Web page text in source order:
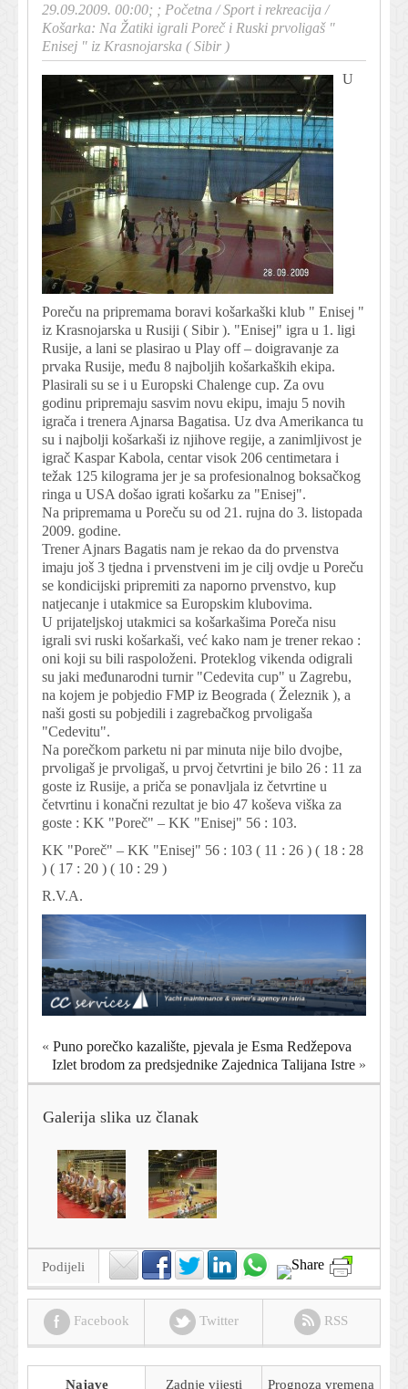
29.09.2009. 00:00; ; Početna /Sport i rekreacija /
Košarka: Na Žatiki igrali Poreč i Ruski prvoligaš "
Enisej " iz Krasnojarska ( Sibir )
U
Poreču na pripremama boravi košarkaški klub " Enisej "
iz Krasnojarska u Rusiji ( Sibir ). "Enisej" igra u 1. ligi
Rusije, a lani se plasirao u Play off – doigravanje za
prvaka Rusije, među 8 najboljih košarkaških ekipa.
Plasirali su se i u Europski Chalenge cup. Za ovu
godinu pripremaju sasvim novu ekipu, imaju 5 novih
igrača i trenera Ajnarsa Bagatisa. Uz dva Amerikanca tu
su i najbolji košarkaši iz njihove regije, a zanimljivost je
igrač Kaspar Kabola, centar visok 206 centimetara i
težak 125 kilograma jer je sa profesionalnog boksačkog
ringa u USA došao igrati košarku za "Enisej".
Na pripremama u Poreču su od 21. rujna do 3. listopada
2009. godine.
Trener Ajnars Bagatis nam je rekao da do prvenstva
imaju još 3 tjedna i prvenstveni im je cilj ovdje u Poreču
se kondicijski pripremiti za naporno prvenstvo, kup
natjecanje i utakmice sa Europskim klubovima.
U prijateljskoj utakmici sa košarkašima Poreča nisu
igrali svi ruski košarkaši, već kako nam je trener rekao :
oni koji su bili raspoloženi. Proteklog vikenda odigrali
su jaki međunarodni turnir "Cedevita cup" u Zagrebu,
na kojem je pobjedio FMP iz Beograda ( Železnik ), a
naši gosti su pobjedili i zagrebačkog prvoligaša
"Cedevitu".
Na porečkom parketu ni par minuta nije bilo dvojbe,
prvoligaš je prvoligaš, u prvoj četvrtini je bilo 26 : 11 za
goste iz Rusije, a priča se ponavljala iz četvrtine u
četvrtinu i konačni rezultat je bio 47 koševa viška za
goste : KK "Poreč" – KK "Enisej" 56 : 103.
KK "Poreč" – KK "Enisej" 56 : 103 ( 11 : 26 ) ( 18 : 28
) ( 17 : 20 ) ( 10 : 29 )
R.V.A.
« Puno porečko kazalište, pjevala je Esma Redžepova
Izlet brodom za predsjednike Zajednica Talijana Istre »
Galerija slika uz članak
Podijeli
Facebook Twitter RSS
Najave Zadnje vijesti Prognoza vremena